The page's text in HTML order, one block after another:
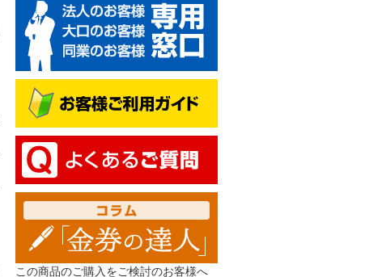
この商品のご購入をご検討のお客様へ